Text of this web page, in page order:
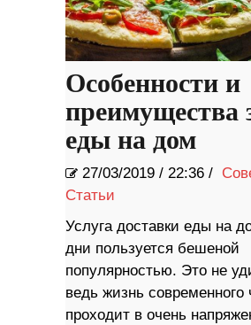
Особенности и
преимущества
еды на дом
27/03/2019 / 22:36 /
Статьи
Услуга доставки еды на
дни пользуется бешеной
популярностью. Это не
ведь жизнь современного
проходит в очень